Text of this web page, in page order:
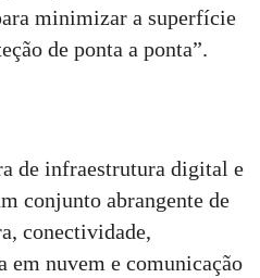
minimizar a superfície
de ponta a ponta”.
de infraestrutura digital e
conjunto abrangente de
conectividade,
nuvem e comunicação